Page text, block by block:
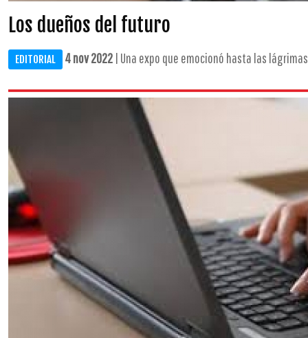
Los dueños del futuro
EDITORIAL 4 nov 2022 | Una expo que emocionó hasta las